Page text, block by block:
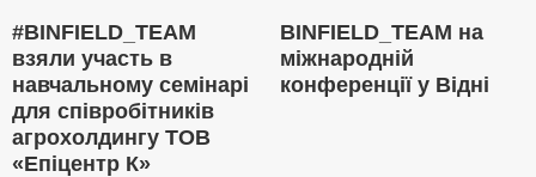
#BINFIELD_TEAM
взяли участь в
навчальному семінарі
для співробітників
агрохолдингу ТОВ
«Епіцентр К»
BINFIELD_TEAM на
міжнародній
конференції у Відні